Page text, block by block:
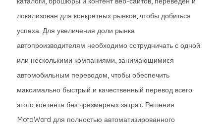
локализован для конкретных рынков, чтобы добиться
успеха. Для увеличения доли рынка
автопроизводителям необходимо сотрудничать с одной
или несколькими компаниями, занимающимися
автомобильным переводом, чтобы обеспечить
максимально быстрый и качественный перевод всего
этого контента без чрезмерных затрат. Решения
MotaWord для полностью автоматизированного